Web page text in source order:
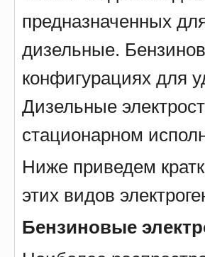
предназначенных
дизельные.
конфигурациях для
Дизельные
стационарном
Ниже приведем
этих видов
Бензиновые